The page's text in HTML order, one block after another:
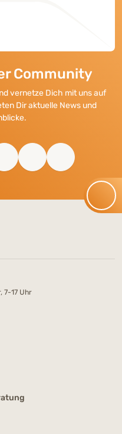
Community
vernetze Dich mit uns auf
Dir aktuelle News und
7-17 Uhr